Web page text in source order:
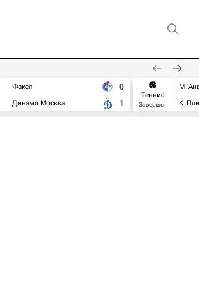
Факел
Динамо Москва
0
1
Теннис
Завершен
М.
К.